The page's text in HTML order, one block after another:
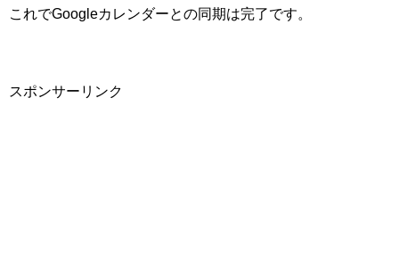
これでGoogleカレンダーとの同期は完了です。
スポンサーリンク